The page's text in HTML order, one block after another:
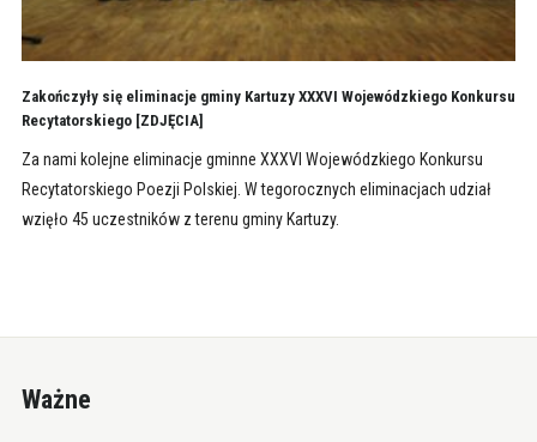
Zakończyły się eliminacje gminy Kartuzy XXXVI Wojewódzkiego Konkursu
Recytatorskiego [ZDJĘCIA]
Za nami kolejne eliminacje gminne XXXVI Wojewódzkiego Konkursu
Recytatorskiego Poezji Polskiej. W tegorocznych eliminacjach udział
wzięło 45 uczestników z terenu gminy Kartuzy.
Ważne